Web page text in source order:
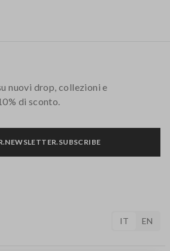
nuovi drop, collezioni e
di sconto.
IT EN